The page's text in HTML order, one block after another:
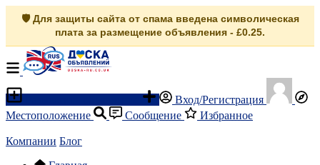
🛡️ Для защиты сайта от спама введена символическая
плата за размещение объявления - £0.25.
Вход/Регистрация
Местоположение
Сообщение Избранное
Компании Блог